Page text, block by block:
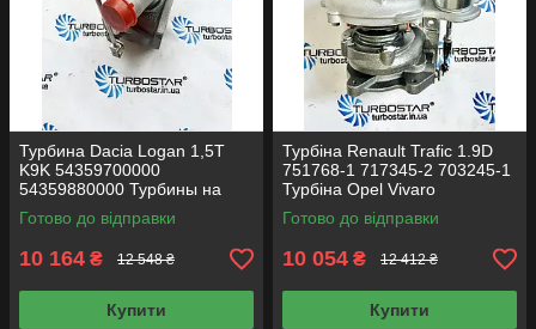
Турбина Dacia Logan 1,5Т
K9K 54359700000
54359880000 Турбины на
Dacia Logan Турбіни на Dacia
Logan
Готово до відправки
10 164 ₴ 12 548 ₴
Купити
Турбіна Renault Trafic 1.9D
751768-1 717345-2 703245-1
Турбіна Opel Vivaro
Готово до відправки
10 054 ₴ 12 412 ₴
Купити